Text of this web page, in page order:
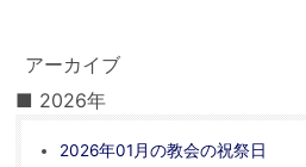
アーカイブ
■ 2026年
2026年01月の教会の祝祭日